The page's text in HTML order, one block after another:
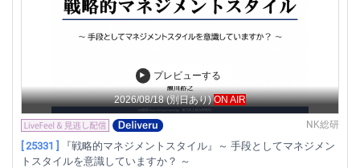
プレビューする
2026/08/18 (別日あり) ON AIR
NK総研
[ 25331 ]
『戦略的マネジメントスタイル』～ 手段としてマネジメン
トスタイルを意識していますか？ ～